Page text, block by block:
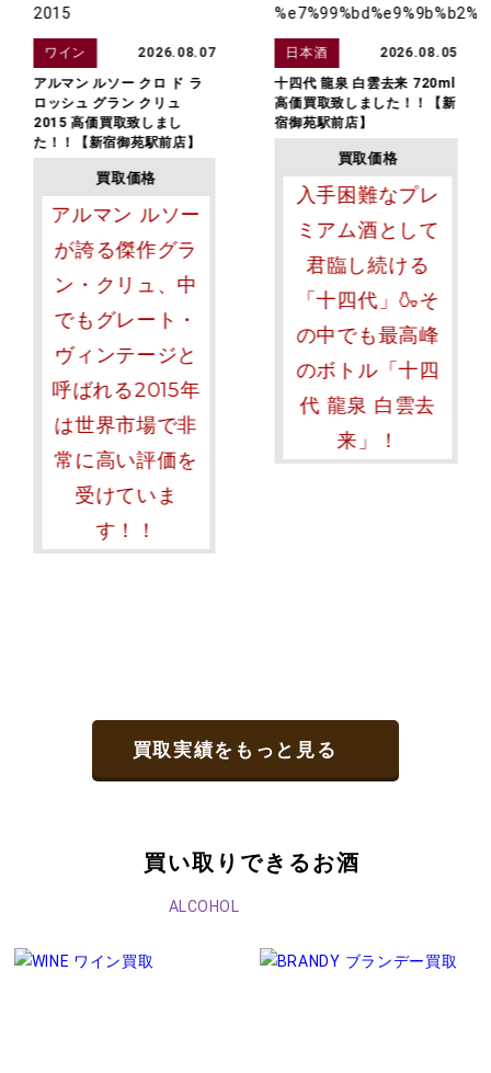
ワイン
2026.08.07
アルマン ルソー クロ ド ラ
ロッシュ グラン クリュ
2015 高価買取致しまし
た！！【新宿御苑駅前店】
買取価格
アルマン ルソー
が誇る傑作グラ
ン・クリュ、中
でもグレート・
ヴィンテージと
呼ばれる2015年
は世界市場で非
常に高い評価を
受けていま
す！！
日本酒
2026.08.05
十四代 龍泉​ 白雲去来 720ml
高価買取致しました！！【新
宿御苑駅前店】
買取価格
入手困難なプレ
ミアム酒として
君臨し続ける
「十四代」🍶そ
の中でも最高峰
のボトル「十四
代 龍泉 白雲去
来」！
買取実績をもっと見る
買い取りできるお酒
ALCOHOL